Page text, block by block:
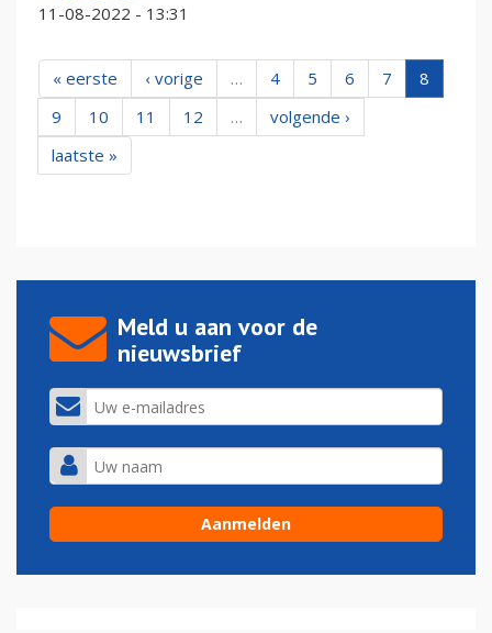
11-08-2022 - 13:31
« eerste ‹ vorige … 4 5 6 7
8
9
10 11 12 …
volgende ›
laatste »
Meld u aan voor de
nieuwsbrief